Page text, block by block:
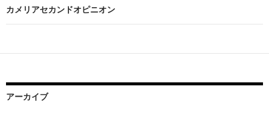
ビ
ゲ
ー
ョ
カメリアセカンドオピニオン
アーカイブ